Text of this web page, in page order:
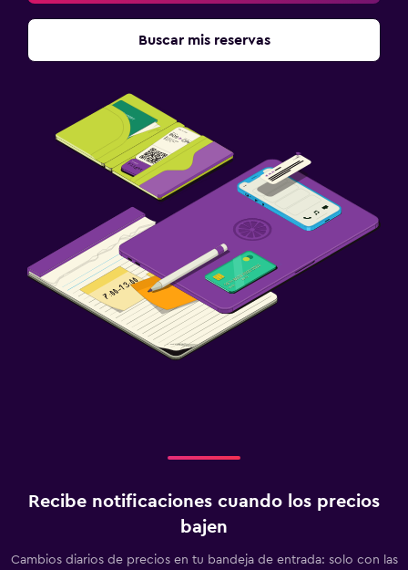
Buscar mis reservas
Recibe notificaciones cuando los precios
bajen
Cambios diarios de precios en tu bandeja de entrada: solo con las